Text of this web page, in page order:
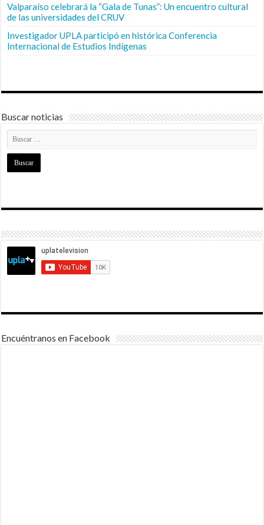
Valparaíso celebrará la “Gala de Tunas”: Un encuentro cultural
de las universidades del CRUV
Investigador UPLA participó en histórica Conferencia
Internacional de Estudios Indígenas
Buscar noticias
Encuéntranos en Facebook